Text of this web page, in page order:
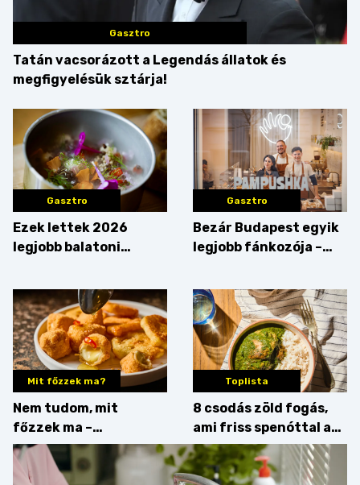
Gasztro
Tatán vacsorázott a Legendás állatok és
megfigyelésük sztárja!
Gasztro
Ezek lettek 2026
legjobb balatoni
végigkóstoltuk a
győzteseket
Gasztro
Bezár Budapest egyik
legjobb fánkozója –
Mit főzzek ma?
Nem tudom, mit
főzzek ma –
Főszerepben a
camembert
Toplista
8 csodás zöld fogás,
ami friss spenóttal az
igazi